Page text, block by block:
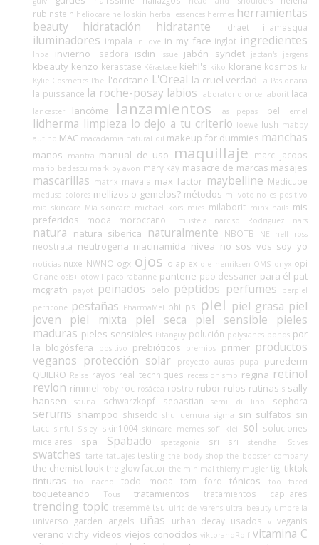
rubinstein heliocare hello skin herbal essences hermes herramientas
beauty
hidratación hidratante idraet illamasqua
iluminadores impala in love in my face inglot ingredientes
Inoa invierno Isadora isdin issue jabón syndet jactan's jergens
kbeauty kenzo kerastase Kérastase kiehl's kiko klorane kosmos kr
Kylie Cosmetics l'bel l'occitane L'Oreal la cruel verdad La Pasionaria
la puissance la roche-posay labios laboratorio once laborit laca
lancaster lancôme lanzamientos las pepas lbel lemel
lidherma limpieza lo dejo a tu criterio loewe lush mabby
autino MAC macadamia natural oil makeup for dummies manchas
manos mantra manual de uso maquillaje marc jacobs
mario badescu mark by avon mary kay masacre de marcas masajes
mascarillas matrix mavala max factor maybelline Medicube
medusa colores mellizos o gemelos? métodos mi voto no es positivo
mia skincare Mía skincare michael kors mies milaborit minx nails mis
preferidos
moda moroccanoil mustela narciso Rodriguez nars
natura natura siberica naturalmente NBOTB NE nell ross
neostrata neutrogena niacinamida nivea no sos vos soy yo
noticias nuxe NWNO ogx ojos olaplex ole henriksen OMS onyx opi
Orlane osis+ otowil paco rabanne pantene pao dessaner para él pat
mcgrath
payot peinados pelo péptidos perfumes
perpiel
perricone pestañas PharmaMel philips piel piel grasa piel
joven
piel mixta piel seca piel sensible
pieles
maduras pieles sensibles Pitanguy polución polysianes ponds por
la blogósfera
positivo prebióticos premios primer productos
veganos protección solar proyecto auras pupa
purederm
QUIERO Raise rayos real techniques recessionismo regina retinol
revlon rimmel roby roc rosácea rostro rubor rulos rutinas s sally
hansen
sauna schwarzkopf sebastian semi di lino sephora
serums shampoo shiseido shu uemura sigma sin sulfatos sin
tacc sinful Sisley skin1004 skincare memes sofí klei sol soluciones
micelares
spa Spabado spatagonia sri sri stendhal StIves
swatches tarte tatuajes testing the body shop the booster company
the chemist look the glow factor the minimal thierry mugler tigi tiktok
tinturas
tio nacho todo moda tom ford tónicos too faced
toqueteando Tous tratamientos tratamientos capilares
trending topic tresemmé tsu ulric de varens ultra beauty umbrella
universo garden angels uñas urban decay usados v veganis
verano vichy videos viejos conocidos viktorandRolf vitamina C